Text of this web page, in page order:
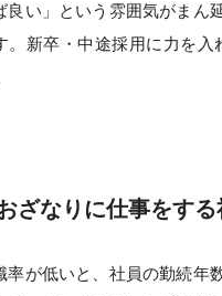
良い」という雰囲気がまん
。新卒・中途採用に力を
ざなりに仕事をす
率が低いと、社員の勤続年